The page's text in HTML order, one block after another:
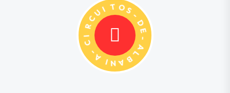
C
I
RC U TO
S
-
D
E
-
A
L
B
A
N
I
A
-